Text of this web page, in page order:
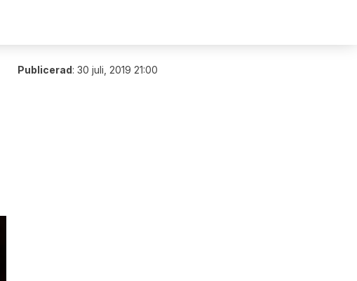
Publicerad: 30 juli, 2019 21:00